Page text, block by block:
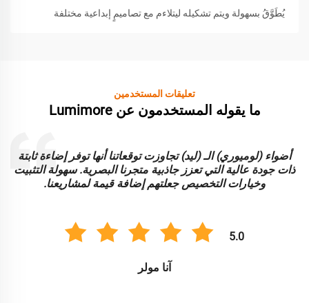
يُطَوَّقُ بسهولة ويتم تشكيله ليتلاءم مع تصاميمٍ إبداعية مختلفة
تعليقات المستخدمين
ما يقوله المستخدمون عن Lumimore
أضواء (لوميوري) الـ (ليد) تجاوزت توقعاتنا أنها توفر إضاءة ثابتة
ذات جودة عالية التي تعزز جاذبية متجرنا البصرية. سهولة التثبيت
وخيارات التخصيص جعلتهم إضافة قيمة لمشاريعنا.
5.0
آنا مولر